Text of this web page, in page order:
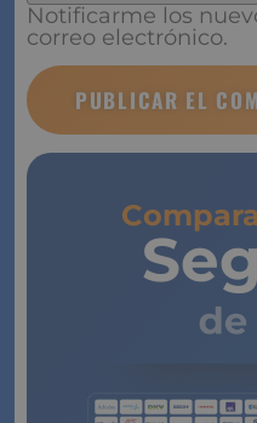
Notificarme los
correo electrónico.